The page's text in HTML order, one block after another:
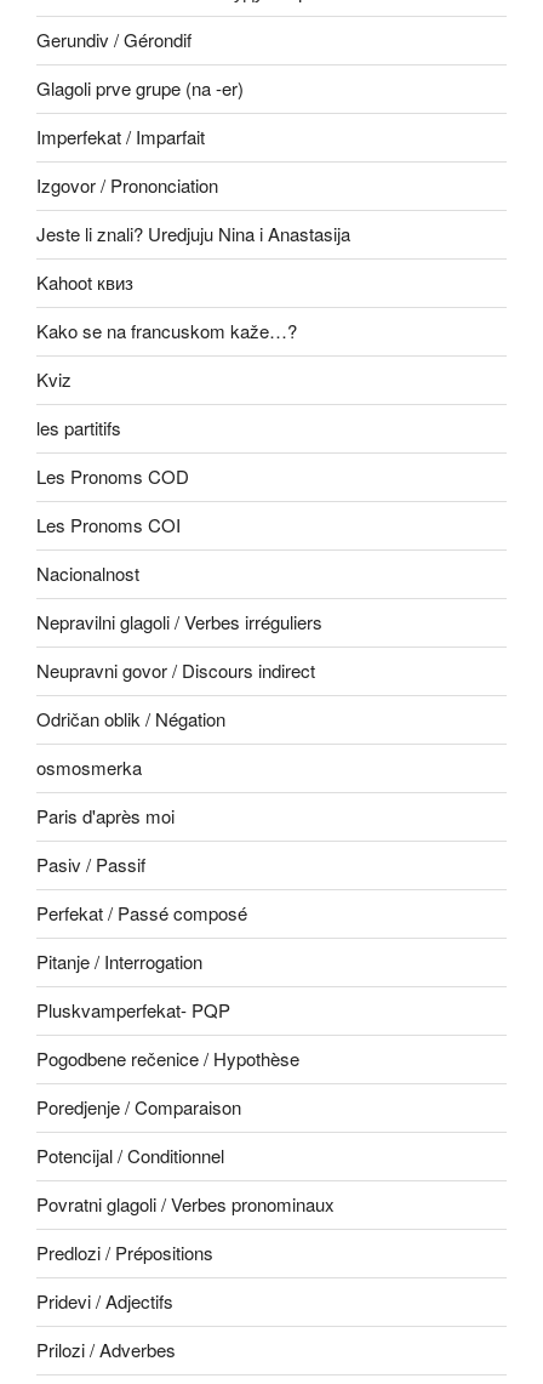
Gerundiv / Gérondif
Glagoli prve grupe (na -er)
Imperfekat / Imparfait
Izgovor / Prononciation
Jeste li znali? Uredjuju Nina i Anastasija
Kahoot квиз
Kako se na francuskom kaže…?
Kviz
les partitifs
Les Pronoms COD
Les Pronoms COI
Nacionalnost
Nepravilni glagoli / Verbes irréguliers
Neupravni govor / Discours indirect
Odričan oblik / Négation
osmosmerka
Paris d'après moi
Pasiv / Passif
Perfekat / Passé composé
Pitanje / Interrogation
Pluskvamperfekat- PQP
Pogodbene rečenice / Hypothèse
Poredjenje / Comparaison
Potencijal / Conditionnel
Povratni glagoli / Verbes pronominaux
Predlozi / Prépositions
Pridevi / Adjectifs
Prilozi / Adverbes